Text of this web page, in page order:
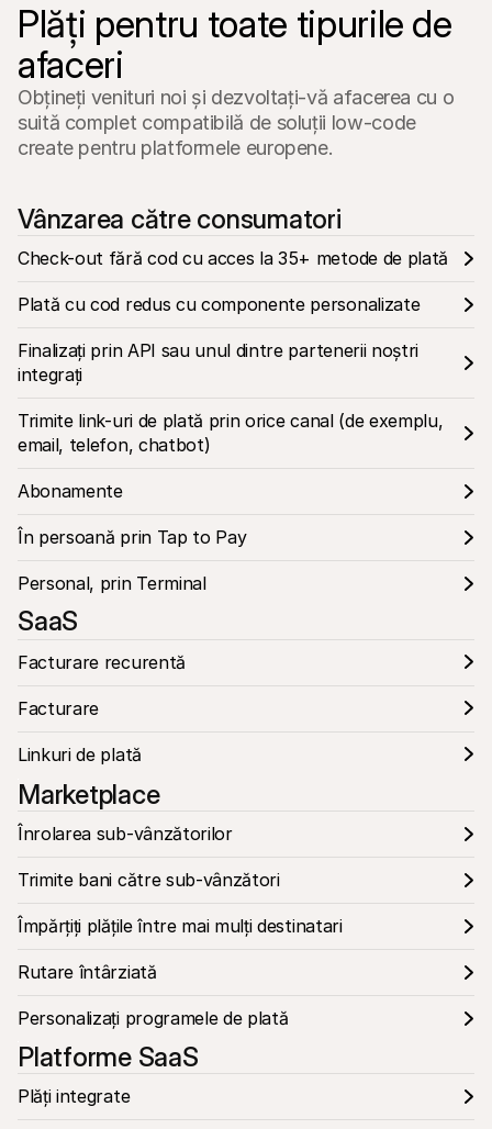
Plăți pentru toate tipurile de
afaceri
Obțineți venituri noi și dezvoltați-vă afacerea cu o
suită complet compatibilă de soluții low-code
create pentru platformele europene.
Vânzarea către consumatori
Check-out fără cod cu acces la 35+ metode de plată
Plată cu cod redus cu componente personalizate
Finalizați prin API sau unul dintre partenerii noștri
integrați
Trimite link-uri de plată prin orice canal (de exemplu,
email, telefon, chatbot)
Abonamente
În persoană prin Tap to Pay
Personal, prin Terminal
SaaS
Facturare recurentă
Facturare
Linkuri de plată
Marketplace
Înrolarea sub-vânzătorilor
Trimite bani către sub-vânzători
Împărțiți plățile între mai mulți destinatari
Rutare întârziată
Personalizați programele de plată
Platforme SaaS
Plăți integrate